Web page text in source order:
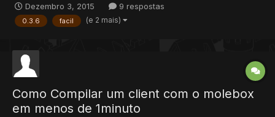
por exemplo a pessoa podia pegar o addon com dois itens
diferentes tanto com o x item quanto com o y, se eu coloco...
Dezembro 3, 2015 9 respostas
0.3.6 facil (e 2 mais)
Como Compilar um client com o molebox
em menos de 1minuto